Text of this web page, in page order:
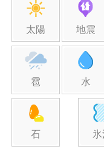
太陽 地震
雹 水
石